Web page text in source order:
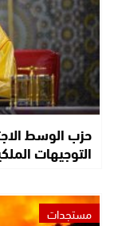
حزب الوسط
التوجيهات
مستجدات